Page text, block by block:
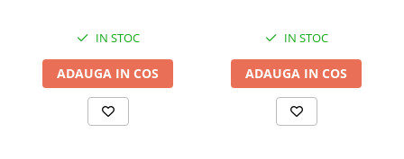
IN STOC
ADAUGA IN COS
IN STOC
ADAUGA IN COS